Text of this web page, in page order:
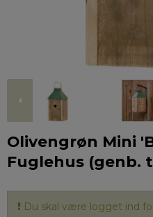
Olivengrøn Mini
Fuglehus (genb.
Du skal være logget ind